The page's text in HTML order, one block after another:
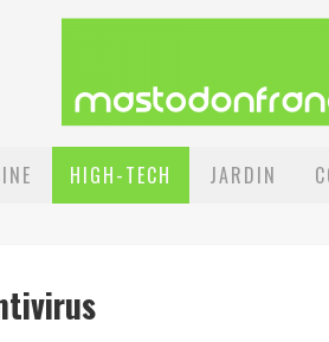
HIGH-TECH JARDIN